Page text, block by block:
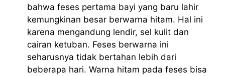
bahwa feses pertama bayi yang baru lahir
kemungkinan besar berwarna hitam. Hal ini
karena mengandung lendir, sel kulit dan
cairan ketuban. Feses berwarna ini
seharusnya tidak bertahan lebih dari
beberapa hari. Warna hitam pada feses bisa